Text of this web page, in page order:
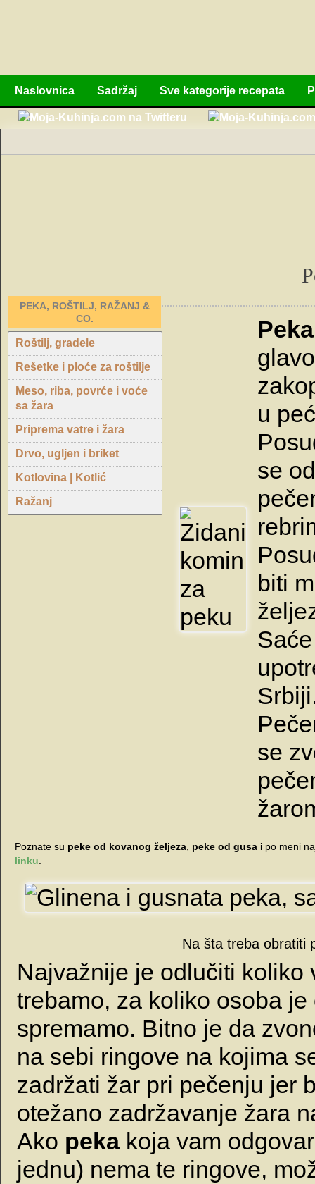
Naslovnica Sadržaj Sve kategorije recepata
PEKA, ROŠTILJ, RAŽANJ &
CO.
Roštilj, gradele
Rešetke i ploće za roštilje
Meso, riba, povrće i voće
sa žara
Priprema vatre i žara
Drvo, ugljen i briket
Kotlovina | Kotlić
Ražanj
u
se
biti
se
Poznate su peke od kovanog željeza peke od gusa i po meni
linku
Na šta treba obratiti
Najvažnije je odlučiti
trebamo, za koliko osoba je
spremamo. Bitno je da
na sebi ringove na kojima
zadržati žar pri pečenju jer
otežano zadržavanje žara
Ako pekakoja vam
jednu) nema te ringove,